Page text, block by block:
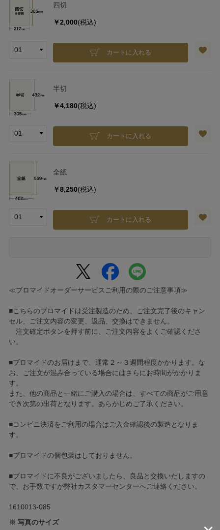
四切
￥2,000(税込)
カートに入れる
半切
￥4,180(税込)
カートに入れる
全紙
￥8,250(税込)
カートに入れる
≪ブロマイドオーダーサービスご利用の際のご注意事項≫
■こちらのブロマイドは受注製造のため、ご注文完了後のキャン
セル、ご注文内容の変更、返品、交換はできません。
注文確定ボタンを押す前に、ご注文内容をよくご確認くださ
い。
■ブロマイドのお届けまで、通常２～３週間程度かかります。な
お、ご注文が混み合っている場合にはさらにお時間がかかりま
す。
また、他の商品と一緒にご購入の場合は、すべての商品がご用意
でき次第の出荷となります。あらかじめご了承ください。
■コンビニ決済をご利用の場合はご入金確認後の製造となりま
す。
■ブロマイドの個包装はしておりません。
■ブロマイドに不良がございましたら、良品と交換いたしますの
で、お手数ですが弊社カスタマーセンターへご連絡ください。
1610013-085
※ 写真のサイズ